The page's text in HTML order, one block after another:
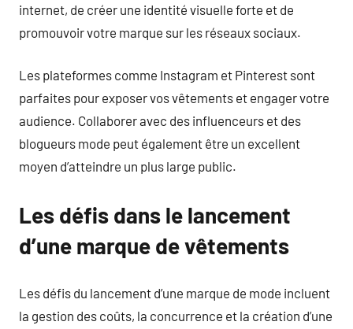
internet, de créer une identité visuelle forte et de
promouvoir votre marque sur les réseaux sociaux.
Les plateformes comme Instagram et Pinterest sont
parfaites pour exposer vos vêtements et engager votre
audience. Collaborer avec des influenceurs et des
blogueurs mode peut également être un excellent
moyen d’atteindre un plus large public.
Les défis dans le lancement
d’une marque de vêtements
Les défis du lancement d’une marque de mode incluent
la gestion des coûts, la concurrence et la création d’une